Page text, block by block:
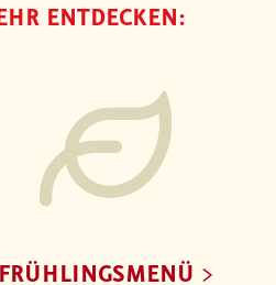
ENTDECKEN:
FRÜHLINGSMENÜ